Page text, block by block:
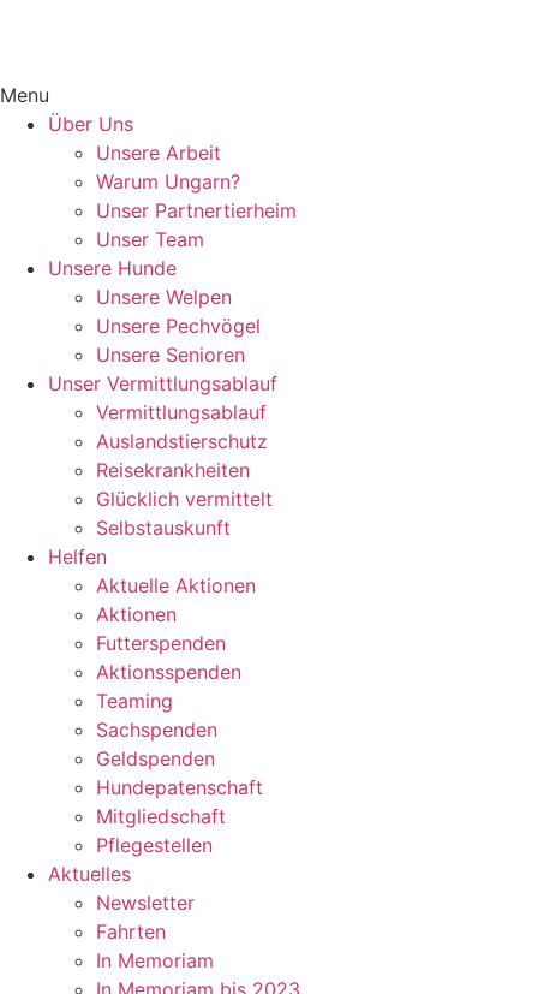
Menu
Über Uns
Unsere Arbeit
Warum Ungarn?
Unser Partnertierheim
Unser Team
Unsere Hunde
Unsere Welpen
Unsere Pechvögel
Unsere Senioren
Unser Vermittlungsablauf
Vermittlungsablauf
Auslandstierschutz
Reisekrankheiten
Glücklich vermittelt
Selbstauskunft
Helfen
Aktuelle Aktionen
Aktionen
Futterspenden
Aktionsspenden
Teaming
Sachspenden
Geldspenden
Hundepatenschaft
Mitgliedschaft
Pflegestellen
Aktuelles
Newsletter
Fahrten
In Memoriam